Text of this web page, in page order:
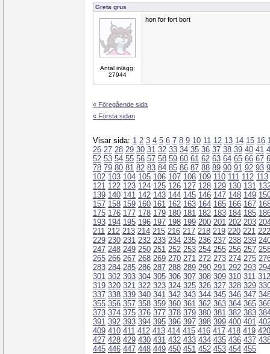
Greta grus
Antal inlägg:
27944
hon for fort bort
« Föregående sida
« Första sidan
Visar sida: 1 2 3 4 5 6 7 8 9 10 11 12 13 14 15 16
26 27 28 29 30 31 32 33 34 35 36 37 38 39 40 41
52 53 54 55 56 57 58 59 60 61 62 63 64 65 66 67
78 79 80 81 82 83 84 85 86 87 88 89 90 91 92 93
102 103 104 105 106 107 108 109 110 111 112 113
121 122 123 124 125 126 127 128 129 130 131
139 140 141 142 143 144 145 146 147 148 149
157 158 159 160 161 162 163 164 165 166 167
175 176 177 178 179 180 181 182 183 184 185
193 194 195 196 197 198 199 200 201 202 203
211 212 213 214 215 216 217 218 219 220 221 222
229 230 231 232 233 234 235 236 237 238 239
247 248 249 250 251 252 253 254 255 256 257
265 266 267 268 269 270 271 272 273 274 275
283 284 285 286 287 288 289 290 291 292 293
301 302 303 304 305 306 307 308 309 310 311 312
319 320 321 322 323 324 325 326 327 328 329
337 338 339 340 341 342 343 344 345 346 347
355 356 357 358 359 360 361 362 363 364 365
373 374 375 376 377 378 379 380 381 382 383
391 392 393 394 395 396 397 398 399 400 401
409 410 411 412 413 414 415 416 417 418 419 420
427 428 429 430 431 432 433 434 435 436 437
445 446 447 448 449 450 451 452 453 454 455